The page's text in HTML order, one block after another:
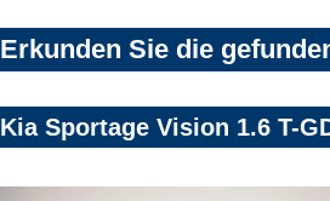
Erkunden Sie die
Kia Sportage Vision 1.6 T-